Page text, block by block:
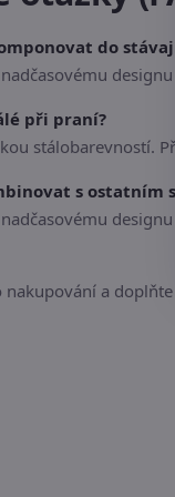
do
při praní?
stálobarevností.
s ostatním
a